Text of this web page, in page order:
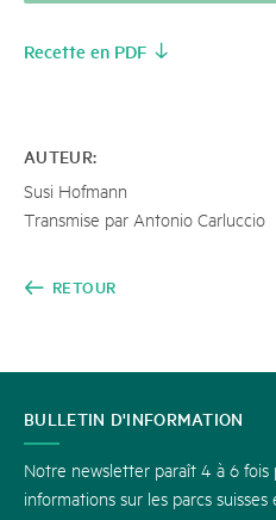
Recette en PDF
AUTEUR:
Susi Hofmann
Transmise par Antonio Carluccio
RETOUR
CONTACT
BULLETIN D'INFORMATION
Notre newsletter paraît 4 à 6
informations sur les parcs suisses